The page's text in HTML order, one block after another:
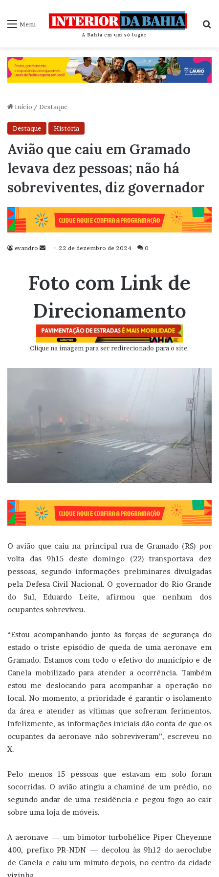
Menu
Início / Destaque
Destaque História
Avião que caiu em Gramado
levava dez pessoas; não há
sobreviventes, diz governador
evandro
Mande
mail
22 de dezembro de 2024 0
Foto com Link de
Direcionamento
Clique na imagem para ser redirecionado para o site.
O avião que caiu na principal rua de Gramado (RS) por
volta das 9h15 deste domingo (22) transportava dez
pessoas, segundo informações preliminares divulgadas
pela Defesa Civil Nacional. O governador do Rio Grande
do Sul, Eduardo Leite, afirmou que nenhum dos
ocupantes sobreviveu.
“Estou acompanhando junto às forças de segurança do
estado o triste episódio de queda de uma aeronave em
Gramado. Estamos com todo o efetivo do município e de
Canela mobilizado para atender a ocorrência. Também
estou me deslocando para acompanhar a operação no
local. No momento, a prioridade é garantir o isolamento
da área e atender as vítimas que sofreram ferimentos.
Infelizmente, as informações iniciais dão conta de que os
ocupantes da aeronave não sobreviveram”, escreveu no
X.
Pelo menos 15 pessoas que estavam em solo foram
socorridas. O avião atingiu a chaminé de um prédio, no
segundo andar de uma residência e pegou fogo ao cair
sobre uma loja de móveis.
A aeronave — um bimotor turbohélice Piper Cheyenne
400, prefixo PR-NDN — decolou às 9h12 do aeroclube
de Canela e caiu um minuto depois, no centro da cidade